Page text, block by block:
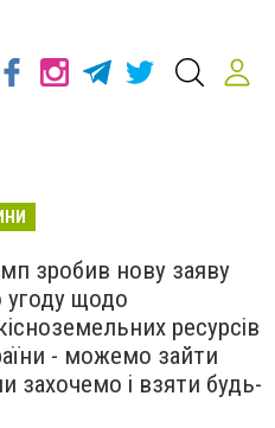
зробив нову заяву
угоду щодо
ресурсів
- можемо зайти
захочемо і взяти будь-